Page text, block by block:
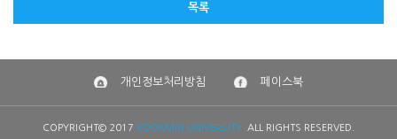
목록
개인정보처리방침 페이스북
COPYRIGHT© 2017 KOOKMIN UNIVERSITY. ALL RIGHTS RESERVED.